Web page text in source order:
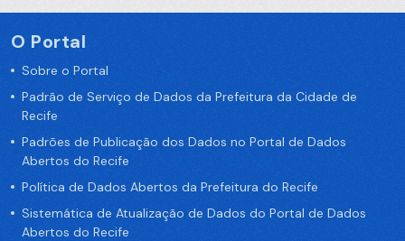
O Portal
Sobre o Portal
Padrão de Serviço de Dados da Prefeitura da Cidade de
Recife
Padrões de Publicação dos Dados no Portal de Dados
Abertos do Recife
Política de Dados Abertos da Prefeitura do Recife
Sistemática de Atualização de Dados do Portal de Dados
Abertos do Recife